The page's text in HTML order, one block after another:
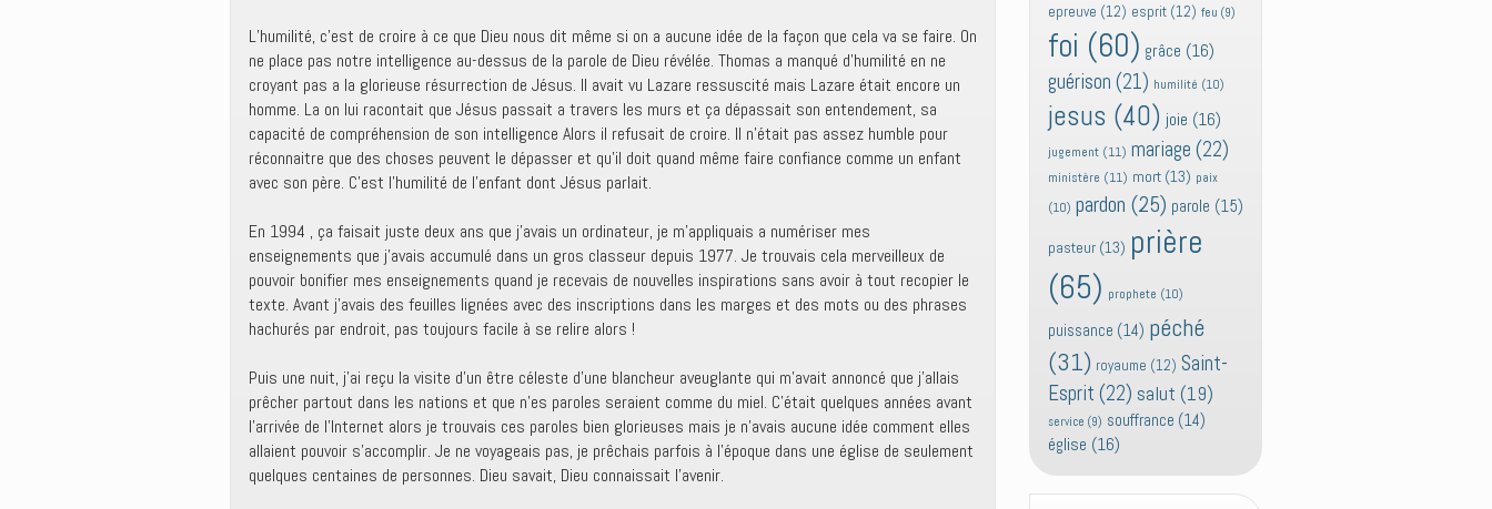
L’humilité, c’est de croire à ce que Dieu nous dit même si on a aucune idée de la façon que cela va se faire. On
ne place pas notre intelligence au-dessus de la parole de Dieu révélée. Thomas a manqué d’humilité en ne
croyant pas a la glorieuse résurrection de Jésus. Il avait vu Lazare ressuscité mais Lazare était encore un
homme. La on lui racontait que Jésus passait a travers les murs et ça dépassait son entendement, sa
capacité de compréhension de son intelligence Alors il refusait de croire. Il n’était pas assez humble pour
réconnaitre que des choses peuvent le dépasser et qu’il doit quand même faire confiance comme un enfant
avec son père. C’est l’humilité de l’enfant dont Jésus parlait.
En 1994 , ça faisait juste deux ans que j’avais un ordinateur, je m’appliquais a numériser mes
enseignements que j’avais accumulé dans un gros classeur depuis 1977. Je trouvais cela merveilleux de
pouvoir bonifier mes enseignements quand je recevais de nouvelles inspirations sans avoir à tout recopier le
texte. Avant j’avais des feuilles lignées avec des inscriptions dans les marges et des mots ou des phrases
hachurés par endroit, pas toujours facile à se relire alors !
Puis une nuit, j’ai reçu la visite d’un être céleste d’une blancheur aveuglante qui m’avait annoncé que j’allais
prêcher partout dans les nations et que n’es paroles seraient comme du miel. C’était quelques années avant
l’arrivée de l’Internet alors je trouvais ces paroles bien glorieuses mais je n’avais aucune idée comment elles
allaient pouvoir s’accomplir. Je ne voyageais pas, je prêchais parfois à l’époque dans une église de seulement
quelques centaines de personnes. Dieu savait, Dieu connaissait l’avenir.
epreuve (12) esprit (12) feu (9)
foi (60) grâce (16)
guérison (21) humilité (10)
jesus (40) joie (16)
jugement (11) mariage (22)
ministère (11) mort (13) paix
(10) pardon (25) parole (15)
pasteur (13) prière
(65) prophete (10)
puissance (14) péché
(31) royaume (12) Saint-
Esprit (22) salut (19)
service (9) souffrance (14)
église (16)